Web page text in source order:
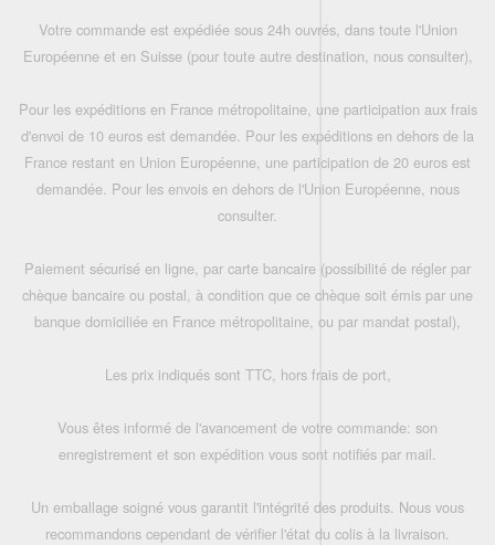
Votre commande est expédiée sous 24h ouvrés, dans toute l'Union
Européenne et en Suisse (pour toute autre destination, nous consulter),
Pour les expéditions en France métropolitaine, une participation aux frais
d'envoi de 10 euros est demandée. Pour les expéditions en dehors de la
France restant en Union Européenne, une participation de 20 euros est
demandée. Pour les envois en dehors de l'Union Européenne, nous
consulter.
Paiement sécurisé en ligne, par carte bancaire (possibilité de régler par
chèque bancaire ou postal, à condition que ce chèque soit émis par une
banque domiciliée en France métropolitaine, ou par mandat postal),
Les prix indiqués sont TTC, hors frais de port,
Vous êtes informé de l'avancement de votre commande: son
enregistrement et son expédition vous sont notifiés par mail.
Un emballage soigné vous garantit l'intégrité des produits. Nous vous
recommandons cependant de vérifier l'état du colis à la livraison.